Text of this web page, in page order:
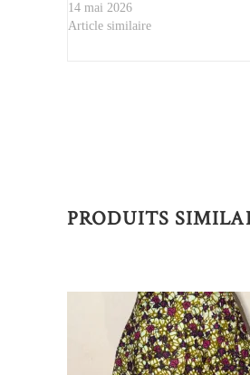
14 mai 2026
Article similaire
PRODUITS